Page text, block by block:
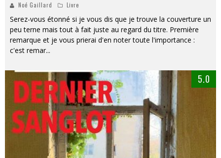
Noé Gaillard Livre
Serez-vous étonné si je vous dis que je trouve la couverture un
peu terne mais tout à fait juste au regard du titre. Première
remarque et je vous prierai d'en noter toute l'importance :
c'est remar...
5.0